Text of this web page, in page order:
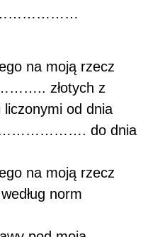
na moją rzecz
złotych z
od dnia
do dnia
na moją rzecz
norm